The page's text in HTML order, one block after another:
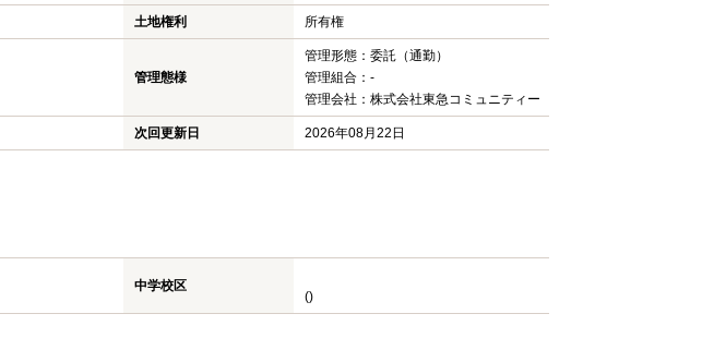
土地権利 所有権
管理態様
管理形態：委託（通勤）
管理組合：-
管理会社：株式会社東急コミュニティー
次回更新日
2026年08月22日
中学校区
()